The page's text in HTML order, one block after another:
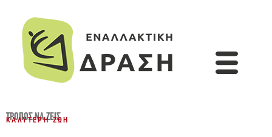
ΤΡΌΠΟΣ ΝΑ ΖΕΙΣ
ΚΑΛΎΤΕΡΗ ΖΩΉ